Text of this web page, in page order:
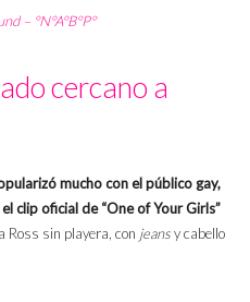
– °N°A°B°P°
cercano a
mucho con el público gay,
clip oficial de “One of Your Girls”
Ross sin playera, con jeansy cabello